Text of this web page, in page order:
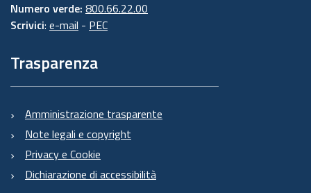
Numero verde: 800.66.22.00
Scrivici: e-mail - PEC
Trasparenza
Amministrazione trasparente
Note legali e copyright
Privacy e Cookie
Dichiarazione di accessibilità